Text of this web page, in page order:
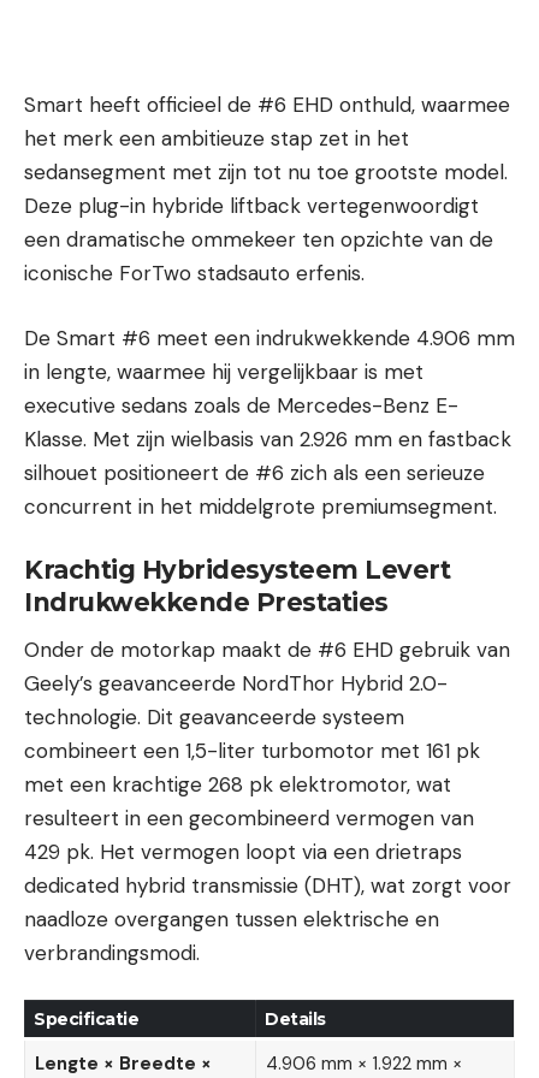
Smart heeft officieel de #6 EHD onthuld, waarmee
het merk een ambitieuze stap zet in het
sedansegment met zijn tot nu toe grootste model.
Deze plug-in hybride liftback vertegenwoordigt
een dramatische ommekeer ten opzichte van de
iconische ForTwo stadsauto erfenis.
De Smart #6 meet een indrukwekkende 4.906 mm
in lengte, waarmee hij vergelijkbaar is met
executive sedans zoals de Mercedes-Benz E-
Klasse. Met zijn wielbasis van 2.926 mm en fastback
silhouet positioneert de #6 zich als een serieuze
concurrent in het middelgrote premiumsegment.
Krachtig Hybridesysteem Levert
Indrukwekkende Prestaties
Onder de motorkap maakt de #6 EHD gebruik van
Geely’s geavanceerde NordThor Hybrid 2.0-
technologie. Dit geavanceerde systeem
combineert een 1,5-liter turbomotor met 161 pk
met een krachtige 268 pk elektromotor, wat
resulteert in een gecombineerd vermogen van
429 pk. Het vermogen loopt via een drietraps
dedicated hybrid transmissie (DHT), wat zorgt voor
naadloze overgangen tussen elektrische en
verbrandingsmodi.
Specificatie Details
Lengte × Breedte × 4.906 mm × 1.922 mm ×